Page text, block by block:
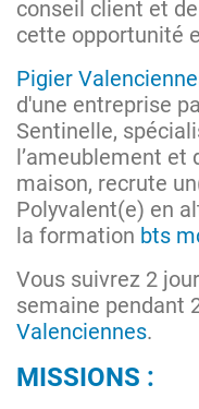
conseil client et
cette opportunité
Pigier
d'une entreprise
Sentinelle,
l’ameublement et
maison, recrute
Polyvalent(e) en
la formation bts
Vous suivrez 2
semaine pendant
Valenciennes.
MISSIONS :